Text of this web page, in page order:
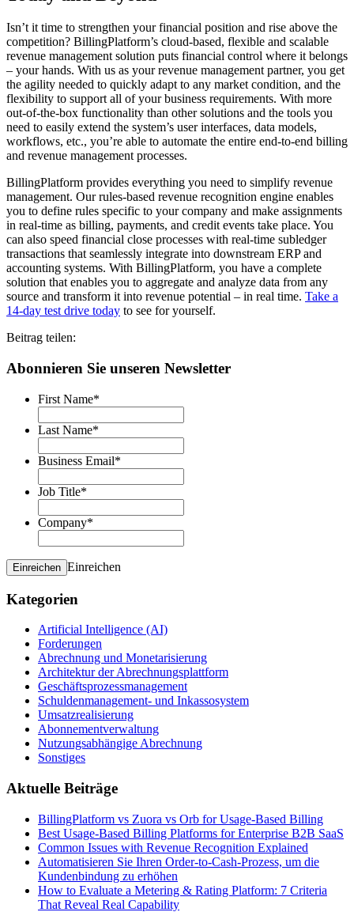
Isn’t it time to strengthen your financial position and rise above the
competition? BillingPlatform’s cloud-based, flexible and scalable
revenue management solution puts financial control where it belongs
– your hands. With us as your revenue management partner, you get
the agility needed to quickly adapt to any market condition, and the
flexibility to support all of your business requirements. With more
out-of-the-box functionality than other solutions and the tools you
need to easily extend the system’s user interfaces, data models,
workflows, etc., you’re able to automate the entire end-to-end billing
and revenue management processes.
BillingPlatform provides everything you need to simplify revenue
management. Our rules-based revenue recognition engine enables
you to define rules specific to your company and make assignments
in real-time as billing, payments, and credit events take place. You
can also speed financial close processes with real-time subledger
transactions that seamlessly integrate into downstream ERP and
accounting systems. With BillingPlatform, you have a complete
solution that enables you to aggregate and analyze data from any
source and transform it into revenue potential – in real time. Take a
14-day test drive today to see for yourself.
Beitrag teilen:
Abonnieren Sie unseren Newsletter
First Name*
Last Name*
Business Email*
Job Title*
Company*
Einreichen Einreichen
Kategorien
Artificial Intelligence (AI)
Forderungen
Abrechnung und Monetarisierung
Architektur der Abrechnungsplattform
Geschäftsprozessmanagement
Schuldenmanagement- und Inkassosystem
Umsatzrealisierung
Abonnementverwaltung
Nutzungsabhängige Abrechnung
Sonstiges
Aktuelle Beiträge
BillingPlatform vs Zuora vs Orb for Usage-Based Billing
Best Usage-Based Billing Platforms for Enterprise B2B SaaS
Common Issues with Revenue Recognition Explained
Automatisieren Sie Ihren Order-to-Cash-Prozess, um die
Kundenbindung zu erhöhen
How to Evaluate a Metering & Rating Platform: 7 Criteria
That Reveal Real Capability